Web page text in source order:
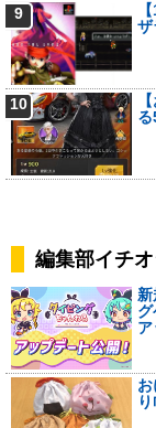
9
ザ
10
編集部イチ
新